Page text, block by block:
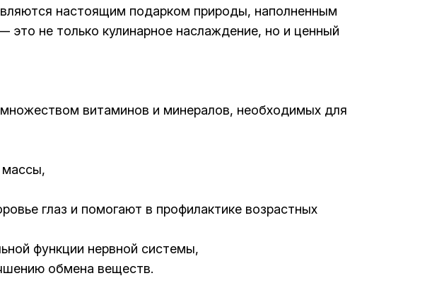
настоящим подарком природы, наполненным
не только кулинарное наслаждение, но и ценный
витаминов и минералов, необходимых для
глаз и помогают в профилактике возрастных
функции нервной системы,
обмена веществ.